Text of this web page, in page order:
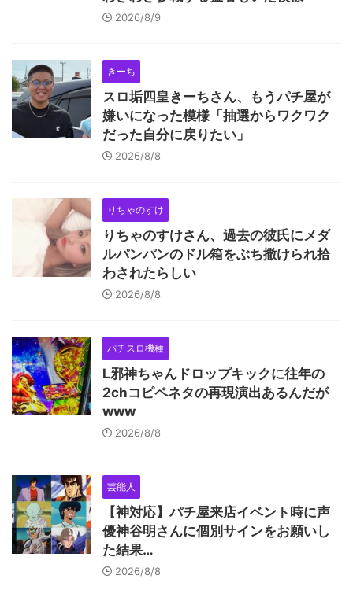
2026/8/9
きーち
スロ垢四皇きーちさん、もうパチ屋が
嫌いになった模様「抽選からワクワク
だった自分に戻りたい」
2026/8/8
りちゃのすけ
りちゃのすけさん、過去の彼氏にメダ
ルパンパンのドル箱をぶち撒けられ拾
わされたらしい
2026/8/8
パチスロ機種
L邪神ちゃんドロップキックに往年の
2chコピペネタの再現演出あるんだが
www
2026/8/8
芸能人
【神対応】パチ屋来店イベント時に声
優神谷明さんに個別サインをお願いし
た結果…
2026/8/8